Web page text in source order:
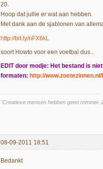
20.
Hoop dat jullie er wat aan hebben.
Met dank aan de sjablonen van
http://bit.ly/nFX6kL
soort Howto voor een voetbal dus...
EDIT door modje: Het bestand is
formaten: http://
"Creatieve mensen hebben geen rommel.
08-09-2011 18:51
Bedankt